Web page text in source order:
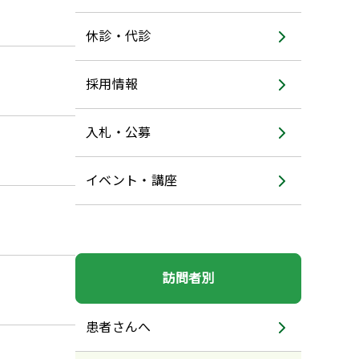
休診・代診
採用情報
入札・公募
イベント・講座
訪問者別
患者さんへ